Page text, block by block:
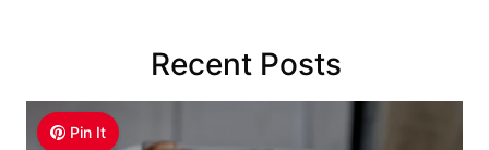
Recent Posts
Pin It